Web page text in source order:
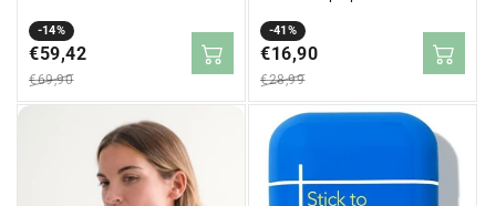
-14%
Prezzo
in
saldo
€59,42
Prezzo
normale
€69,90
-41%
Prezzo
in
saldo
€16,90
Prezzo
normale
€28,99